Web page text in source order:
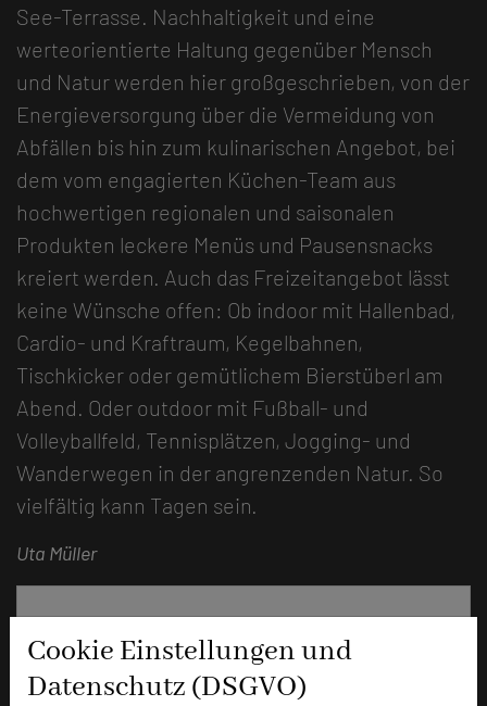
Cookie Einstellungen und
Datenschutz (DSGVO)
See-Terrasse. Nachhaltigkeit und eine
werteorientierte Haltung gegenüber Mensch
und Natur werden hier großgeschrieben, von der
Energieversorgung über die Vermeidung von
Abfällen bis hin zum kulinarischen Angebot, bei
dem vom engagierten Küchen-Team aus
hochwertigen regionalen und saisonalen
Produkten leckere Menüs und Pausensnacks
kreiert werden. Auch das Freizeitangebot lässt
keine Wünsche offen: Ob indoor mit Hallenbad,
Cardio- und Kraftraum, Kegelbahnen,
Tischkicker oder gemütlichem Bierstüberl am
Abend. Oder outdoor mit Fußball- und
Volleyballfeld, Tennisplätzen, Jogging- und
Wanderwegen in der angrenzenden Natur. So
vielfältig kann Tagen sein.
Uta Müller